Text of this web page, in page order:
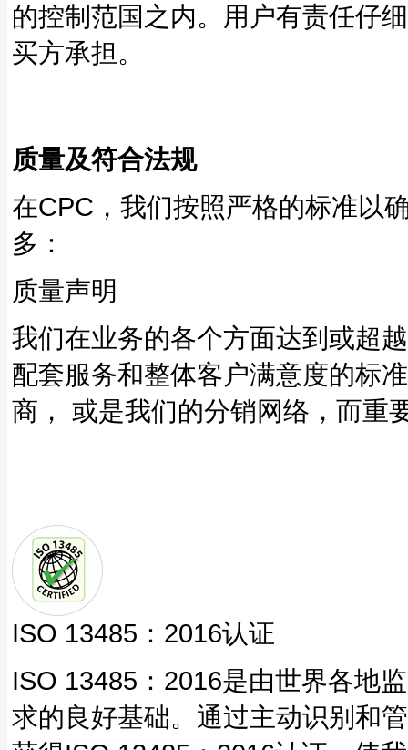
的控制范国之内。用户有责任仔
买方承担。
质量及符合法规
在CPC，我们按照严格的标准以
多：
质量声明
我们在业务的各个方面达到或超
配套服务和整体客户满意度的标
商， 或是我们的分销网络，而重
ISO 13485：2016认证
ISO 13485：2016是由世界各地
求的良好基础。通过主动识别和